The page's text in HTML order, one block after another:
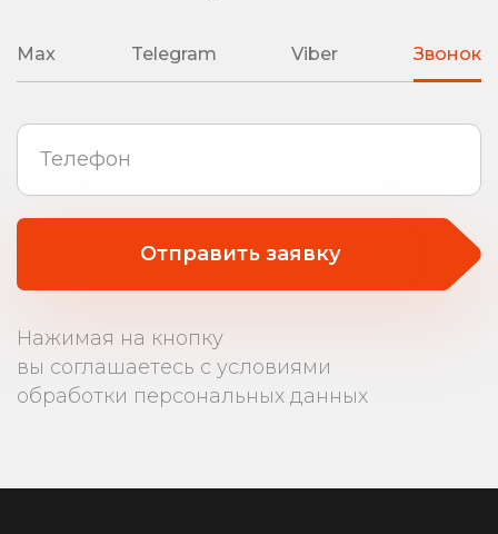
Max Telegram Viber Звонок
Отправить заявку
Нажимая на кнопку
вы соглашаетесь с условиями
обработки персональных данных